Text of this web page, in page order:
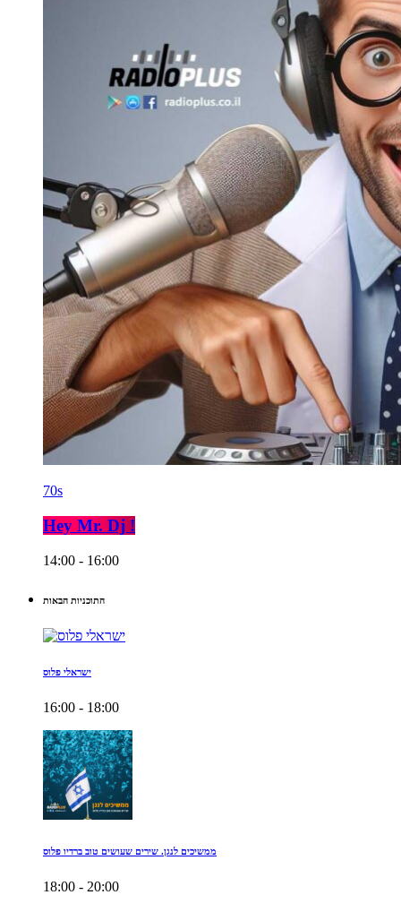
70s
Hey Mr. Dj !
14:00 - 16:00
התוכניות הבאות
ישראלי פלוס
16:00 - 18:00
ממשיכים לנגן. שירים שעושים טוב ברדיו פלוס
18:00 - 20:00